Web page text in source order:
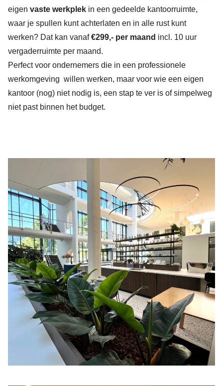
eigen vaste werkplek in een gedeelde kantoorruimte,
waar je spullen kunt achterlaten en in alle rust kunt
werken? Dat kan vanaf€299,- per maand incl. 10 uur
vergaderruimte per maand.
Perfect voor ondernemers die in een professionele
werkomgeving willen werken, maar voor wie een eigen
kantoor (nog) niet nodig is, een stap te ver is of simpelweg
niet past binnen het budget.